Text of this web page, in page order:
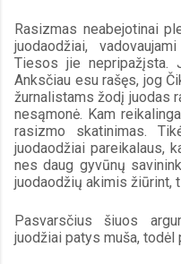
Rasizmas neabejotinai
juodaodžiai,
Tiesos jie nepripažįsta.
Anksčiau esu rašęs, jog
žurnalistams žodį juodas
nesąmonė. Kam
rasizmo skatinimas.
juodaodžiai pareikalaus,
nes daug gyvūnų
juodaodžių akimis žiūrint,
Pasvarsčius šiuos
juodžiai patys muša, todėl